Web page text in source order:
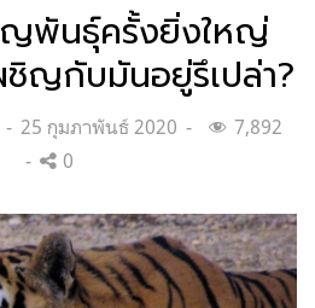
ญพันธุ์ครั้งยิ่งใหญ่
ชิญกับมันอยู่รึเปล่า?
Posted
on
25 กุมภาพันธ์ 2020
7,892
0